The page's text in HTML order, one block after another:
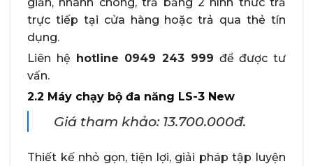
trực tiếp tại cửa hàng hoặc trả qua thẻ tín
dụng.
Liên hệ hotline 0949 243 999 để được tư
vấn.
2.2 Máy chạy bộ đa năng LS-3 New
Giá tham khảo: 13.700.000đ.
Thiết kế nhỏ gọn, tiện lợi, giải pháp tập luyện